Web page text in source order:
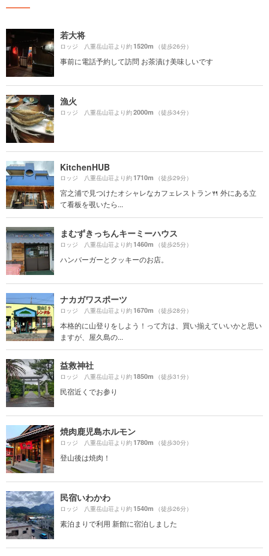
若大将
ロッジ 八重岳山荘より約1520m （徒歩26分）
事前に電話予約して訪問 お茶漬け美味しいです
漁火
ロッジ 八重岳山荘より約2000m （徒歩34分）
KitchenHUB
ロッジ 八重岳山荘より約1710m （徒歩29分）
宮之浦で見つけたオシャレなカフェレストラン🍴 外にある立
て看板を覗いたら...
まむずきっちんキーミーハウス
ロッジ 八重岳山荘より約1460m （徒歩25分）
ハンバーガーとクッキーのお店。
ナカガワスポーツ
ロッジ 八重岳山荘より約1670m （徒歩28分）
本格的に山登りをしよう！って方は、買い揃えていいかと思い
ますが、屋久島の...
益救神社
ロッジ 八重岳山荘より約1850m （徒歩31分）
民宿近くでお参り
焼肉鹿児島ホルモン
ロッジ 八重岳山荘より約1780m （徒歩30分）
登山後は焼肉！
民宿いわかわ
ロッジ 八重岳山荘より約1540m （徒歩26分）
素泊まりで利用 新館に宿泊しました